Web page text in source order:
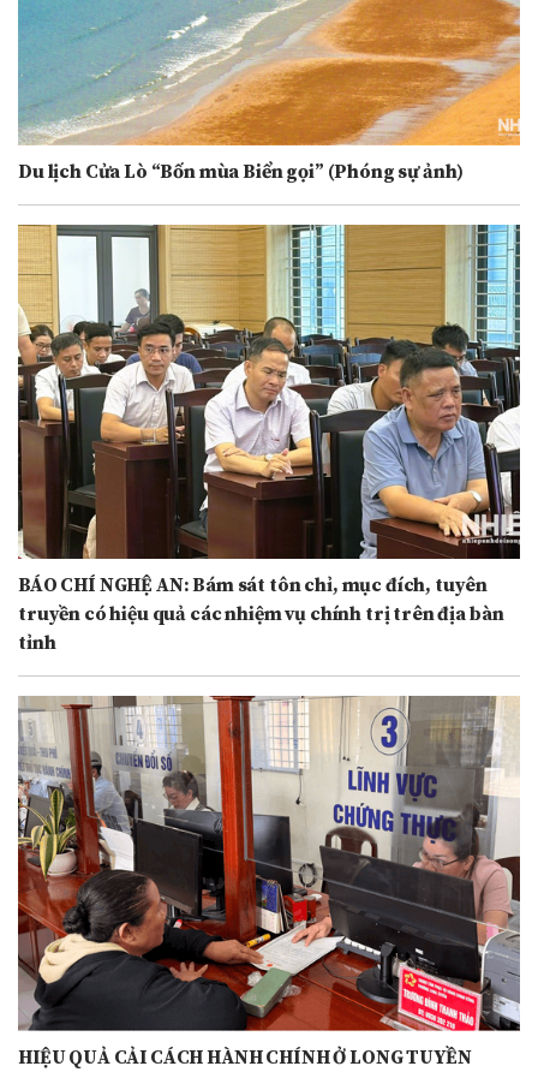
Du lịch Cửa Lò “Bốn mùa Biển gọi” (Phóng sự ảnh)
BÁO CHÍ NGHỆ AN: Bám sát tôn chỉ, mục đích, tuyên
truyền có hiệu quả các nhiệm vụ chính trị trên địa bàn
tỉnh
HIỆU QUẢ CẢI CÁCH HÀNH CHÍNH Ở LONG TUYỀN